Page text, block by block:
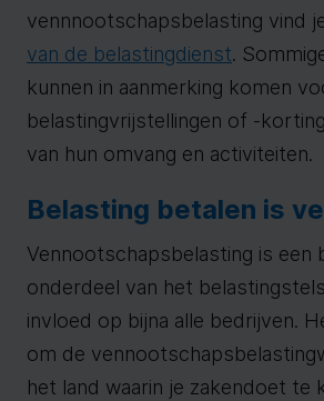
vennnootschapsbelasting vind
van de belastingdienst.
kunnen in aanmerking komen
belastingvrijstellingen of -
van hun omvang en activiteiten.
Belasting betalen is
Vennootschapsbelasting is een
onderdeel van het
invloed op bijna alle bedrijven.
om de
het land waarin je zakendoet te